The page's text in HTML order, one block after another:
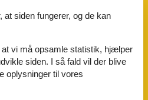
50 m
siden fungerer, og de kan
vi må opsamle statistik, hjælper
siden. I så fald vil der blive
oplysninger til vores